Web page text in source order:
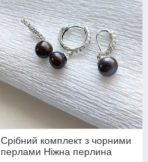
Срібний комплект з чорними
перлами Ніжна перлина